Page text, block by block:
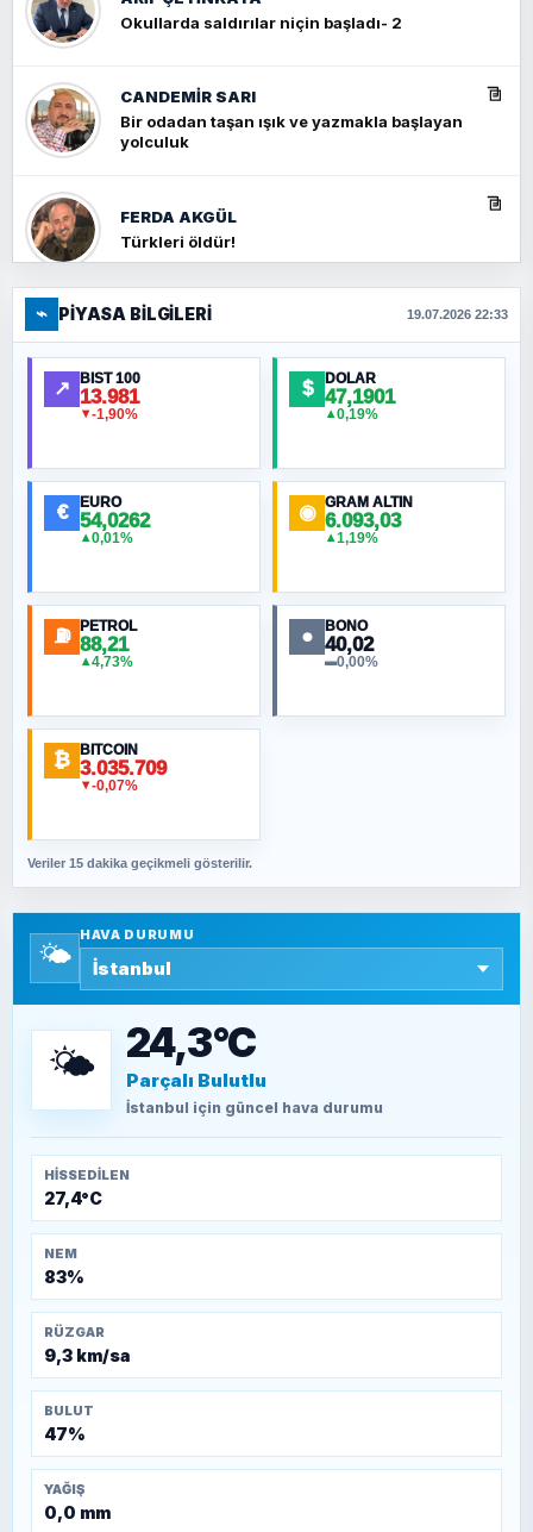
Okullarda saldırılar niçin başladı- 2
CANDEMIR SARI
Bir odadan taşan ışık ve yazmakla başlayan
yolculuk
FERDA AKGÜL
Türkleri öldür!
FERHAT BÜYÜKKALKAN
Ankara Zirvesi: NATO Toplantısı mı, Yeni
Ortadoğu Haritasının Provası mı?
MURAT ÖZKAN
NURETTIN BÖLÜK
ORHAN KILIÇOĞLU
Fahişeye beyinli bir müstevli alçağına
SAVAŞ ŞAHİN
SEYFULLAH ÇİÇEK
TEOMAN ALPASLAN
Kütahya-Eskişehir Muharebeleri (10-24
⌁ PIYASA BILGILERI 19.07.2026 22:33
↗ BIST 100
13.981
▼-1,90%
$ DOLAR
47,1901
▲0,19%
€ EURO
54,0262
▲0,01%
◉ GRAM ALTIN
6.093,03
▲1,19%
⛽ PETROL
88,21
▲4,73%
● BONO
40,02
▬0,00%
₿ BITCOIN
3.035.709
▼-0,07%
Veriler 15 dakika geçikmeli gösterilir.
🌤️
HAVA DURUMU
🌤️ 24,3°C
Parçalı Bulutlu
İstanbul için güncel hava durumu
HISSEDILEN
27,4°C
NEM
83%
RÜZGAR
9,3 km/sa
BULUT
47%
YAĞIŞ
0,0 mm